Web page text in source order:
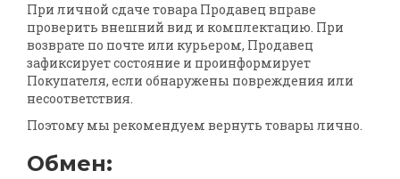
При личной сдаче товара Продавец вправе
проверить внешний вид и комплектацию. При
возврате по почте или курьером, Продавец
зафиксирует состояние и проинформирует
Покупателя, если обнаружены повреждения или
несоответствия.
Поэтому мы рекомендуем вернуть товары лично.
Обмен: